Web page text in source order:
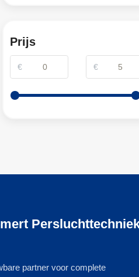
Prijs
€ €
partner voor complete